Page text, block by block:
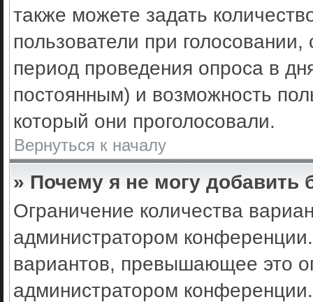
также можете задать
пользователи при
период проведения опроса в
постоянным) и возможность
который они проголосовали.
Вернуться к началу
» Почему я не могу добавить
Ограничение количества
администратором
вариантов, превышающее это
администратором конференции.